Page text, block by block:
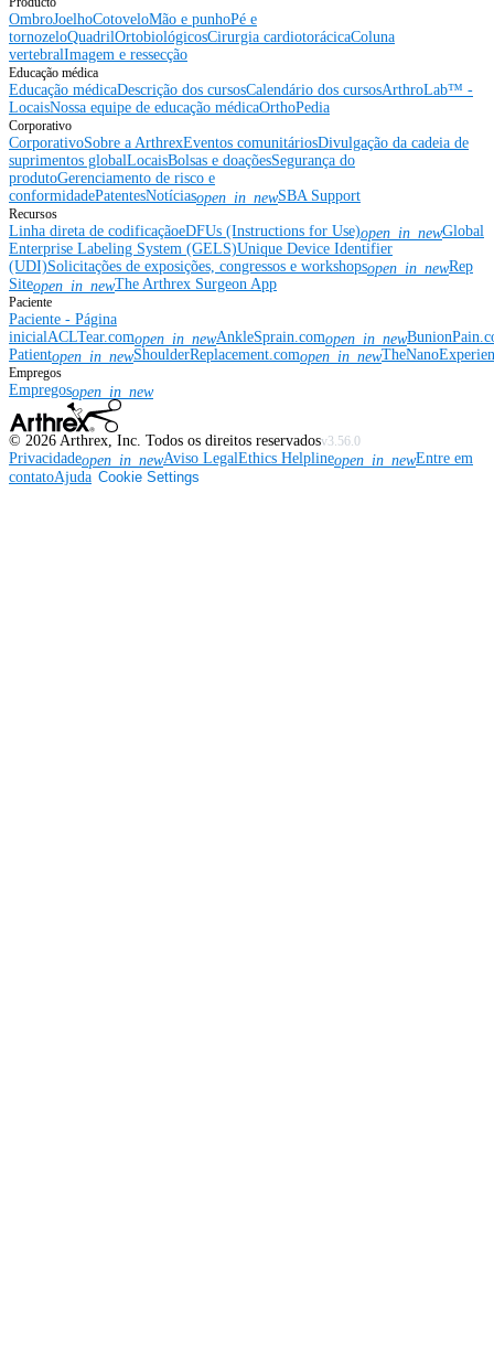
Producto
OmbroJoelhoCotoveloMão e punhoPé e
tornozeloQuadrilOrtobiológicosCirurgia cardiotorácicaColuna
vertebralImagem e ressecção
Educação médica
Educação médicaDescrição dos cursosCalendário dos cursosArthroLab™ -
LocaisNossa equipe de educação médicaOrthoPedia
Corporativo
CorporativoSobre a ArthrexEventos comunitáriosDivulgação da cadeia de
suprimentos globalLocaisBolsas e doaçõesSegurança do
produtoGerenciamento de risco e
conformidadePatentesNotíciasopen_in_newSBA Support
Recursos
Linha direta de codificaçãoeDFUs (Instructions for Use)open_in_newGlobal
Enterprise Labeling System (GELS)Unique Device Identifier
(UDI)Solicitações de exposições, congressos e workshopsopen_in_newRep
Siteopen_in_newThe Arthrex Surgeon App
Paciente
Paciente - Página
inicialACLTear.comopen_in_newAnkleSprain.comopen_in_new
Patientopen_in_newShoulderReplacement.comopen_in_new
Empregos
Empregosopen_in_new
© 2026 Arthrex, Inc. Todos os direitos reservadosv3.56.0
Privacidadeopen_in_newAviso LegalEthics Helplineopen_in_newEntre em
contatoAjuda Cookie Settings